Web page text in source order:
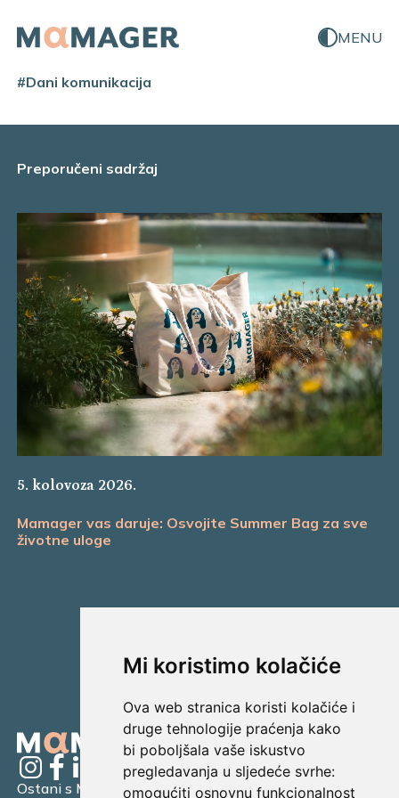
Mi koristimo kolačiće
Ova web stranica koristi kolačiće i
druge tehnologije praćenja kako
bi poboljšala vaše iskustvo
pregledavanja u sljedeće svrhe:
omogućiti osnovnu funkcionalnost
MENU
#Dani komunikacija
Preporučeni sadržaj
5. kolovoza 2026.
Mamager vas daruje: Osvojite Summer Bag za sve
životne uloge
Ostani s Mamagerom